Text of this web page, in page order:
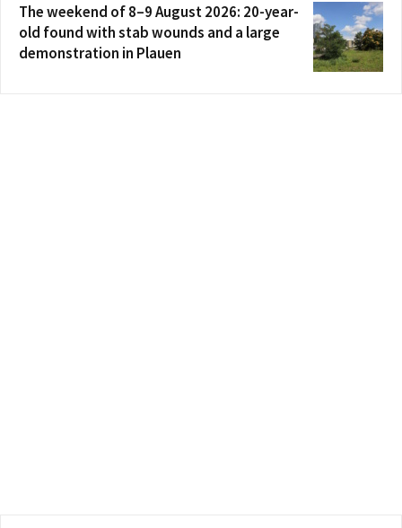
The weekend of 8–9 August 2026: 20-year-
old found with stab wounds and a large
demonstration in Plauen